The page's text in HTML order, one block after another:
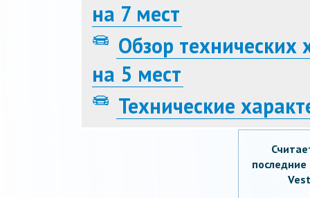
на 7 мест
Обзор технических
на 5 мест
Технические